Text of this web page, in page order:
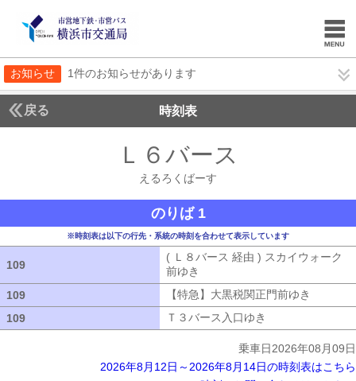
お知らせ 1件のお知らせがあります
戻る 時刻表
Ｌ６バース
えるろくばーす
のりば 1
※時刻表は以下の行先・系統の時刻を合わせて表示しています
109
( Ｌ８バース 経由 ) スカイウォーク
前ゆき
109
【特急】大黒税関正門前ゆき
109
Ｔ３バース入口ゆき
乗車日2026年08月09日
2026年8月12日～2026年8月14日の時刻表はこちら